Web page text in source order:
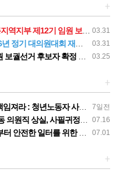
+
03.31
12기 임원 보궐선거결과 공고
03.31
대의원대회 재소집 건
03.25
선거 후보자 확정 공고
+
7일전
저한 진상규명과 재발방지 대책 마련하라
07.16
원직 상실, 사필귀정이다
07.01
강원지역본부 폭염감시단 선포 기자회견
+